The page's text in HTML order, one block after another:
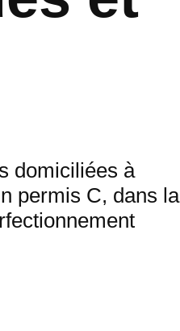
domiciliées à
permis C, dans la